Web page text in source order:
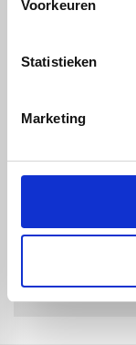
Voorkeuren
Statistieken
Marketing
geadoniseerde
€ 630,34
check_circleKlanten geven